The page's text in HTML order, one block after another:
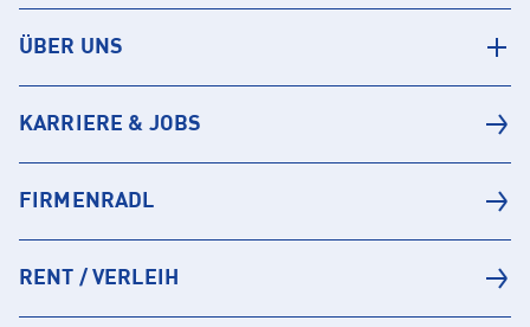
ÜBER UNS
KARRIERE & JOBS
FIRMENRADL
RENT / VERLEIH